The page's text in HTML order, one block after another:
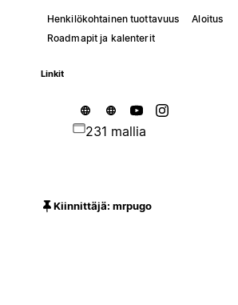
Henkilökohtainen tuottavuus
Aloitus
Roadmapit ja kalenterit
Linkit
231 mallia
Kiinnittäjä: mrpugo